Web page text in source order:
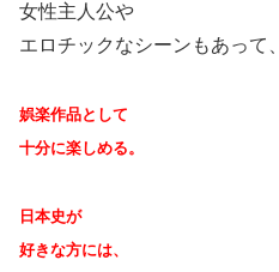
女性主人公や
エロチックなシーンもあって、
娯楽作品として
十分に楽しめる。
日本史が
好きな方には、